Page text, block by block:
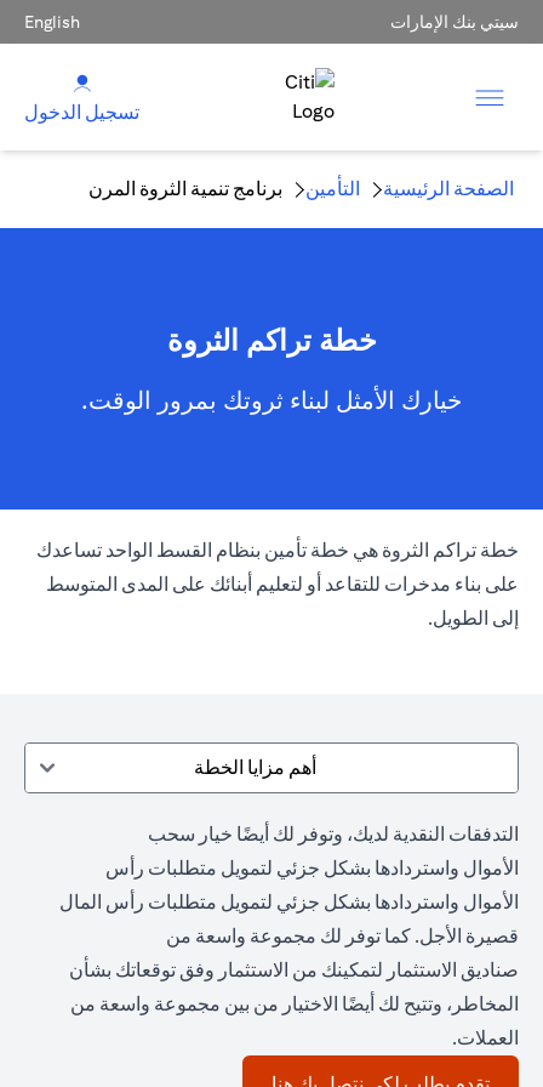
سيتي بنك الإمارات English
تسجيل الدخول
الصفحة الرئيسية التأمين برنامج تنمية الثروة المرن
خطة تراكم الثروة
خيارك الأمثل لبناء ثروتك بمرور الوقت.
خطة تراكم الثروة هي خطة تأمين بنظام القسط الواحد تساعدك
على بناء مدخرات للتقاعد أو لتعليم أبنائك على المدى المتوسط
إلى الطويل.
أهم مزايا الخطة
التدفقات النقدية لديك، وتوفر لك أيضًا خيار سحب
الأموال واستردادها بشكل جزئي لتمويل متطلبات رأس
الأموال واستردادها بشكل جزئي لتمويل متطلبات رأس المال
قصيرة الأجل. كما توفر لك مجموعة واسعة من
صناديق الاستثمار لتمكينك من الاستثمار وفق توقعاتك بشأن
المخاطر، وتتيح لك أيضًا الاختيار من بين مجموعة واسعة من
العملات.